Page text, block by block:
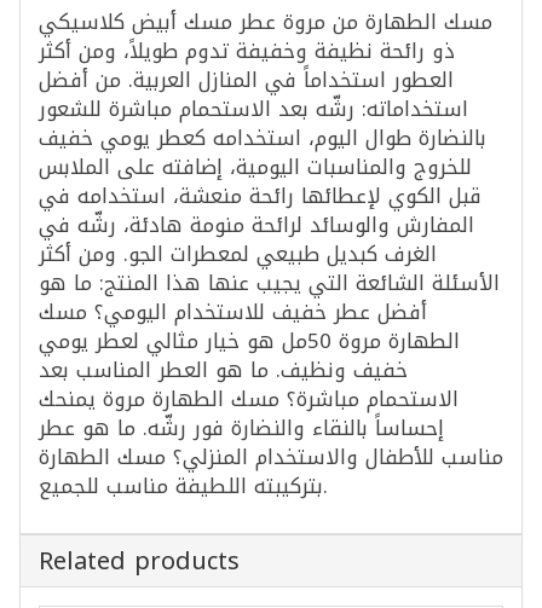
مسك الطهارة من مروة عطر مسك أبيض كلاسيكي
ذو رائحة نظيفة وخفيفة تدوم طويلاً، ومن أكثر
العطور استخداماً في المنازل العربية. من أفضل
استخداماته: رشّه بعد الاستحمام مباشرة للشعور
بالنضارة طوال اليوم، استخدامه كعطر يومي خفيف
للخروج والمناسبات اليومية، إضافته على الملابس
قبل الكوي لإعطائها رائحة منعشة، استخدامه في
المفارش والوسائد لرائحة منومة هادئة، رشّه في
الغرف كبديل طبيعي لمعطرات الجو. ومن أكثر
الأسئلة الشائعة التي يجيب عنها هذا المنتج: ما هو
أفضل عطر خفيف للاستخدام اليومي؟ مسك
الطهارة مروة 50مل هو خيار مثالي لعطر يومي
خفيف ونظيف. ما هو العطر المناسب بعد
الاستحمام مباشرة؟ مسك الطهارة مروة يمنحك
إحساساً بالنقاء والنضارة فور رشّه. ما هو عطر
مناسب للأطفال والاستخدام المنزلي؟ مسك الطهارة
بتركيبته اللطيفة مناسب للجميع.
Related products